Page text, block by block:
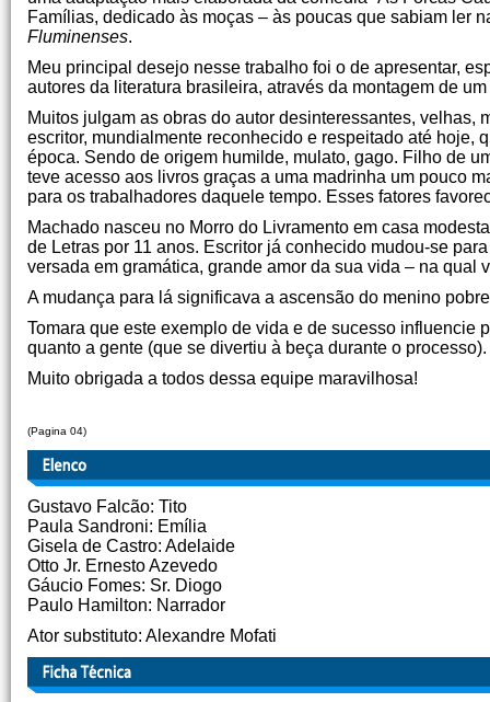
Famílias, dedicado às moças – às poucas que sabiam ler
Fluminenses.
Meu principal desejo nesse trabalho foi o de apresentar,
autores da literatura brasileira, através da montagem de
Muitos julgam as obras do autor desinteressantes,
escritor, mundialmente reconhecido e respeitado até hoje,
época. Sendo de origem humilde, mulato, gago. Filho de
teve acesso aos livros graças a uma madrinha um pouco
para os trabalhadores daquele tempo. Esses fatores
Machado nasceu no Morro do Livramento em casa
de Letras por 11 anos. Escritor já conhecido mudou-se
versada em gramática, grande amor da sua vida – na qual
A mudança para lá significava a ascensão do menino
Tomara que este exemplo de vida e de sucesso
quanto a gente (que se divertiu à beça durante o processo).
Muito obrigada a todos dessa equipe maravilhosa!
(Pagina 04)
Gustavo Falcão: Tito
Paula Sandroni: Emília
Gisela de Castro: Adelaide
Otto Jr. Ernesto Azevedo
Gáucio Fomes: Sr. Diogo
Paulo Hamilton: Narrador
Ator substituto: Alexandre Mofati